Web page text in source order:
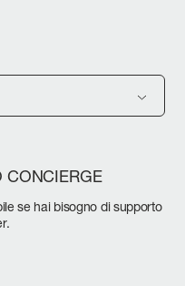
CONCIERGE
se hai bisogno di supporto